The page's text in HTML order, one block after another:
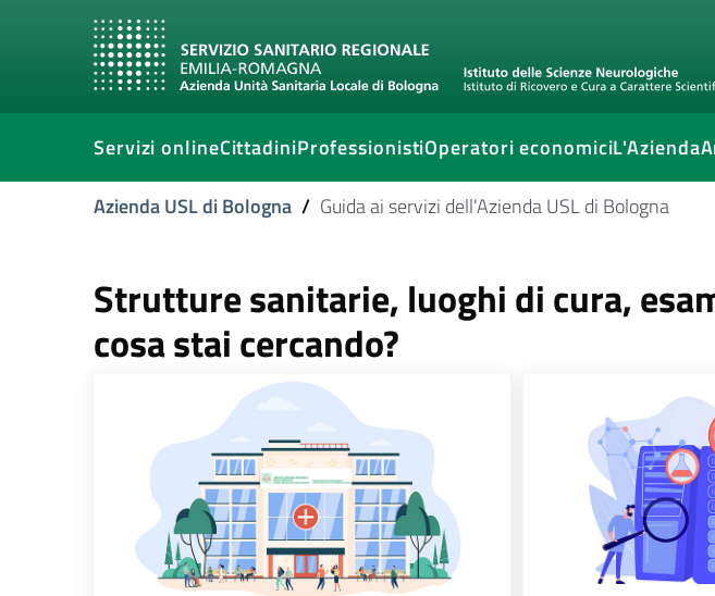
Servizi onlineCittadiniProfessionistiOperatori economiciL'Azienda
Azienda USL di Bologna / Guida ai servizi dell'Azienda USL di Bologna
Strutture sanitarie, luoghi di cura,
cosa stai cercando?